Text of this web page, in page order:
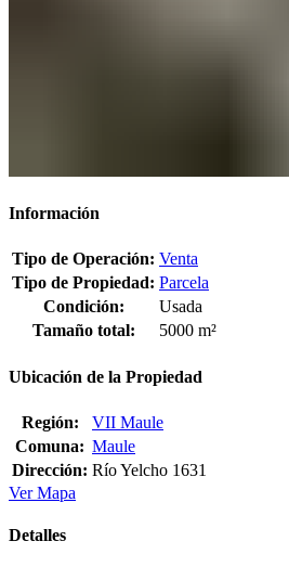
Información
Tipo de Operación: Venta
Tipo de Propiedad: Parcela
Condición:
Usada
Tamaño total:
5000 m²
Ubicación de la Propiedad
Región:
VII Maule
Comuna: Maule
Dirección: Río Yelcho 1631
Ver Mapa
Detalles